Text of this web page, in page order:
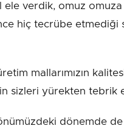
ele verdik, omuz
hiç tecrübe etmediği
mallarımızın
sizleri yürekten tebrik
dönemde de